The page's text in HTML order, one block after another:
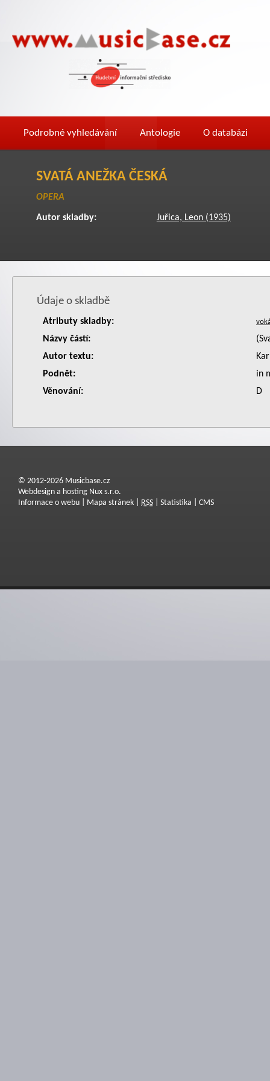
Podrobné vyhledávání Antologie O databázi
SVATÁ ANEŽKA ČESKÁ
OPERA
Autor skladby: Juřica, Leon (1935)
Údaje o skladbě
Atributy skladby:
Názvy částí:
Autor textu:
Podnět:
in
Věnování:
D
© 2012-2026 Musicbase.cz
Webdesign a hosting Nux s.r.o.
Informace o webu
Mapa stránek RSS Statistika CMS